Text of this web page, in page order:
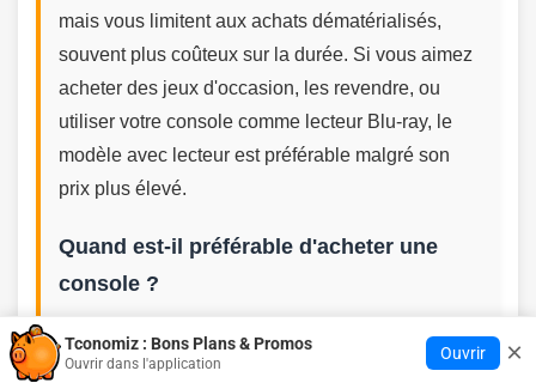
mais vous limitent aux achats dématérialisés,
souvent plus coûteux sur la durée. Si vous aimez
acheter des jeux d'occasion, les revendre, ou
utiliser votre console comme lecteur Blu-ray, le
modèle avec lecteur est préférable malgré son
prix plus élevé.
Quand est-il préférable d'acheter une
console ?
Les meilleures périodes sont généralement le
Black Friday, les soldes d'hiver ou d'été, ou 2-3
Tconomiz : Bons Plans & Promos
Ouvrir dans l'application
Ouvrir ×